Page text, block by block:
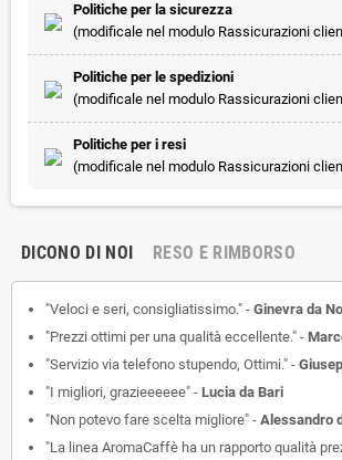
Politiche per la sicurezza
(modificale nel modulo Rassicurazioni
Politiche per le spedizioni
(modificale nel modulo Rassicurazioni
Politiche per i resi
(modificale nel modulo Rassicurazioni
DICONO DI NOI RESO E RIMBORSO
"Veloci e seri, consigliatissimo." - Ginevra da
"Prezzi ottimi per una qualità eccellente." -
"Servizio via telefono stupendo, Ottimi." -
"I migliori, grazieeeeee" - Lucia da Bari
"Non potevo fare scelta migliore" - Alessandro
"La linea AromaCaffè ha un rapporto qualità